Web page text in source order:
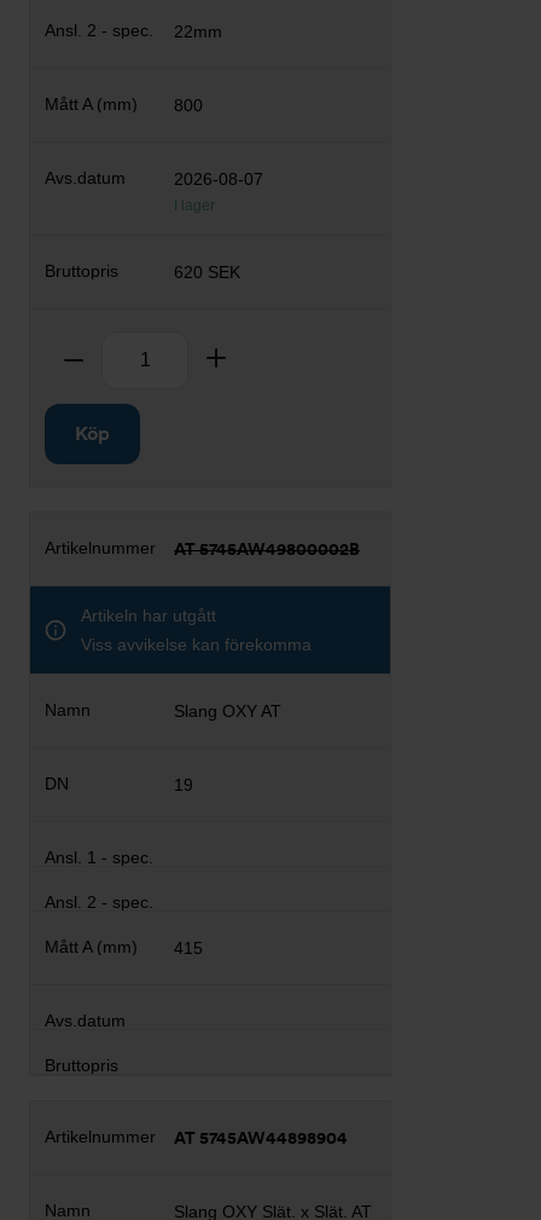
22mm
800
2026-08-07
I lager
620 SEK
Ta bort
Köp
AT 5745AW49800002B
Artikeln har utgått
Viss avvikelse kan förekomma
Slang OXY AT
19
415
AT 5745AW44898904
Slang OXY Slät. x Slät. AT